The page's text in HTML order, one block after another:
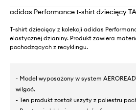
adidas Performance t-shirt dziecięcy
T-shirt dziecięcy z kolekcji adidas
elastycznej dzianiny. Produkt zawiera
pochodzących z recyklingu.
- Model wyposażony w system
wilgoć.
- Ten produkt został uszyty z poliestru